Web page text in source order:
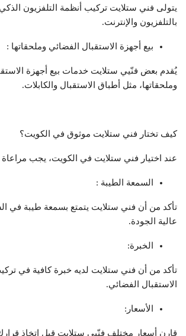
يتولى فني ستلايت تركيب أنظمة التلفزيون
بالتلفزيون والإنترنت.
بيع أجهزة الاستقبال الفضائي وملحقاتها :
يُقدم بعض فنّيي ستلايت خدمات بيع أجهزة
وملحقاتها، مثل أطباق الاستقبال والكابلات.
كيف تختار فني ستلايت موثوق في الكويت؟
عند اختيار فني ستلايت في الكويت، يجب مراعاة
السمعة الطيبة :
تأكد من أن فني ستلايت يتمتع بسمعة طيبة في
عالية الجودة.
الخبرة:
تأكد من أن فني ستلايت لديه خبرة كافية في
الاستقبال الفضائي.
الأسعار:
قارن أسعار مختلف فنّيي ستلايت قبل اتخاذ